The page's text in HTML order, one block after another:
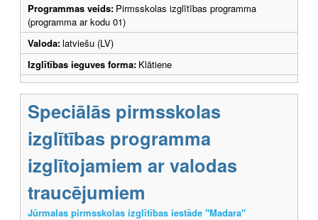
Programmas veids: Pirmsskolas izglītības programma
(programma ar kodu 01)
Valoda:latviešu (LV)
Izglītības ieguves forma: Klātiene
Speciālās pirmsskolas
izglītības programma
izglītojamiem ar valodas
traucējumiem
Jūrmalas pirmsskolas izglītības iestāde "Madara"